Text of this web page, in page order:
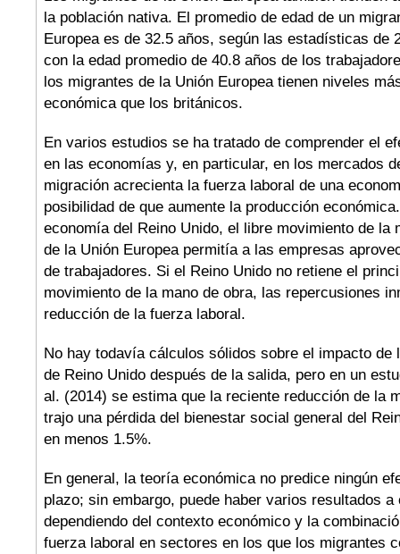
la población nativa. El promedio de edad de un
Europea es de 32.5 años, según las estadísticas de
con la edad promedio de 40.8 años de los
los migrantes de la Unión Europea tienen niveles
económica que los británicos.
En varios estudios se ha tratado de comprender el
en las economías y, en particular, en los mercados
migración acrecienta la fuerza laboral de una
posibilidad de que aumente la producción
economía del Reino Unido, el libre movimiento de la
de la Unión Europea permitía a las empresas
de trabajadores. Si el Reino Unido no retiene el
movimiento de la mano de obra, las repercusiones
reducción de la fuerza laboral.
No hay todavía cálculos sólidos sobre el impacto de
de Reino Unido después de la salida, pero en un
al. (2014) se estima que la reciente reducción de la
trajo una pérdida del bienestar social general del
en menos 1.5%.
En general, la teoría económica no predice ningún
plazo; sin embargo, puede haber varios resultados a
dependiendo del contexto económico y la
fuerza laboral en sectores en los que los migrantes